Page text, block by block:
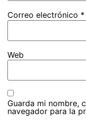
Correo electrónico *
Web
Guarda mi nombre,
navegador para la